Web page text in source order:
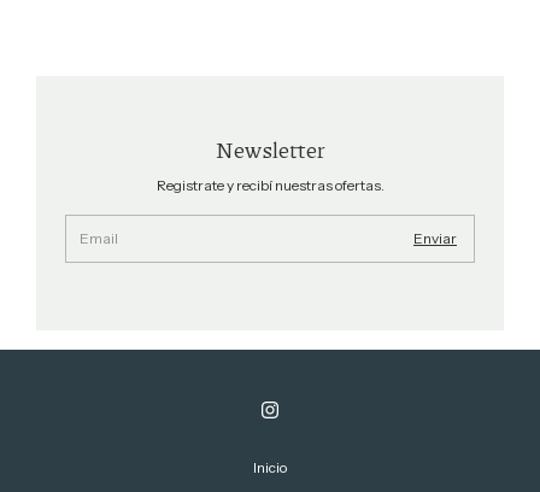
Newsletter
Registrate y recibí nuestras ofertas.
Inicio